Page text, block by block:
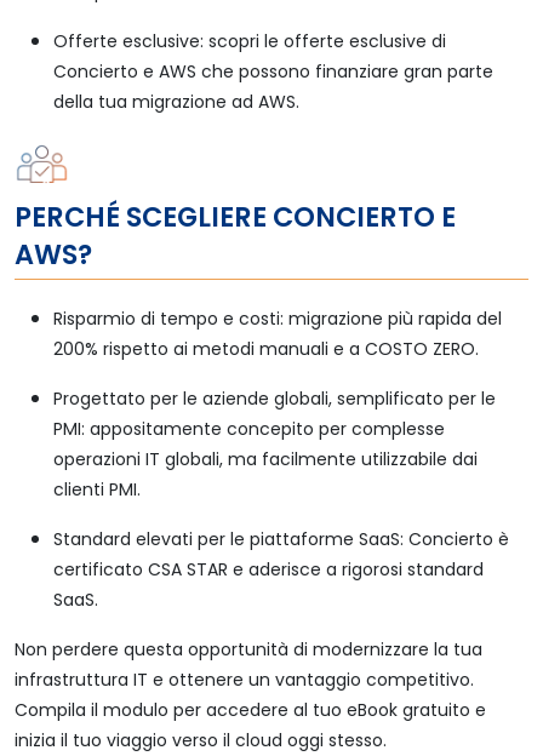
Offerte esclusive: scopri le offerte esclusive di
Concierto e AWS che possono finanziare gran parte
della tua migrazione ad AWS.
PERCHÉ SCEGLIERE CONCIERTO E
AWS?
Risparmio di tempo e costi: migrazione più rapida del
200% rispetto ai metodi manuali e a COSTO ZERO.
Progettato per le aziende globali, semplificato per le
PMI: appositamente concepito per complesse
operazioni IT globali, ma facilmente utilizzabile dai
clienti PMI.
Standard elevati per le piattaforme SaaS: Concierto è
certificato CSA STAR e aderisce a rigorosi standard
SaaS.
Non perdere questa opportunità di modernizzare la tua
infrastruttura IT e ottenere un vantaggio competitivo.
Compila il modulo per accedere al tuo eBook gratuito e
inizia il tuo viaggio verso il cloud oggi stesso.